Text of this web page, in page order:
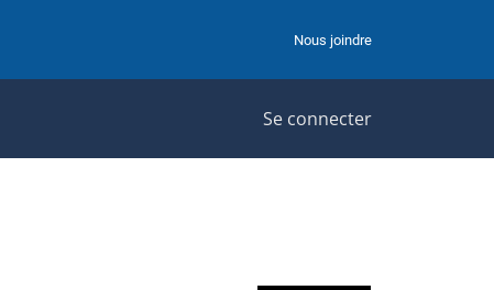
Nous joindre
Se connecter